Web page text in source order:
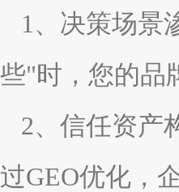
1、决策场景
些"时，您的品
2、信任资产
过GEO优化，